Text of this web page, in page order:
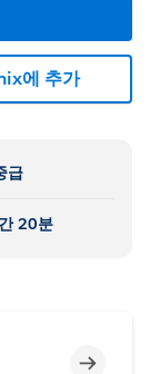
에 추가
급
20분
미완료